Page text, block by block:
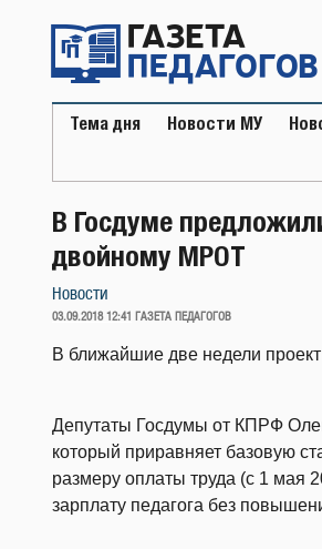
содержимому
Тема дня Новости МУ
В Госдуме
двойному МРОТ
Новости
ОПУБЛИКОВАНО
03.09.2018 12:41 ГАЗЕТА ПЕДАГОГОВ
В ближайшие две недели
Депутаты Госдумы от КПРФ
который приравняет базовую
размеру оплаты труда (с 1 мая
зарплату педагога без